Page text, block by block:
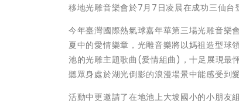
移地光雕音樂會於7月7日凌晨在成功三仙台
今年臺灣國際熱氣球嘉年華第三場光雕音樂
夏中的愛情樂章，光雕音樂將以媽祖造型球
池的光雕主題歌曲(愛情組曲)，十足展現最
聽眾身處於湖光倒影的浪漫場景中能感受到
活動中更邀請了在地池上大坡國小的小朋友